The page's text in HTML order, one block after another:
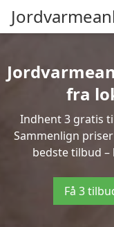
fra
Indhent 3 gratis
Sammenlign
bedste tilbud
Få 3